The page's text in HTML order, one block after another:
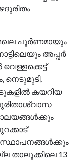
പൂ‍ർണമായും
അപ്പർ
വെള്ളക്കെട്ട്
നെടുമുടി,
കയറിയ
ദുരിതാശ്വാസ
താലൂക്കിലെ 13